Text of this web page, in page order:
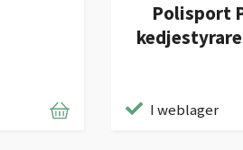
Polisport
I weblager